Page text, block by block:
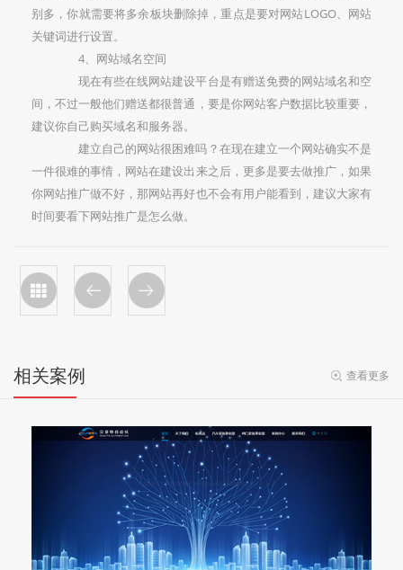
别多，你就需要将多余板块删除掉，重点是要对网站LOGO、网站
关键词进行设置。
4、网站域名空间
现在有些在线网站建设平台是有赠送免费的网站域名和空
间，不过一般他们赠送都很普通，要是你网站客户数据比较重要，
建议你自己购买域名和服务器。
建立自己的网站很困难吗？在现在建立一个网站确实不是
一件很难的事情，网站在建设出来之后，更多是要去做推广，如果
你网站推广做不好，那网站再好也不会有用户能看到，建议大家有
时间要看下网站推广是怎么做。
相关案例 查看更多